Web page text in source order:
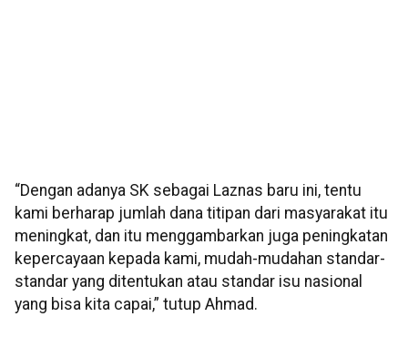
“Dengan adanya SK sebagai Laznas baru ini, tentu
kami berharap jumlah dana titipan dari masyarakat itu
meningkat, dan itu menggambarkan juga peningkatan
kepercayaan kepada kami, mudah-mudahan standar-
standar yang ditentukan atau standar isu nasional
yang bisa kita capai,” tutup Ahmad.